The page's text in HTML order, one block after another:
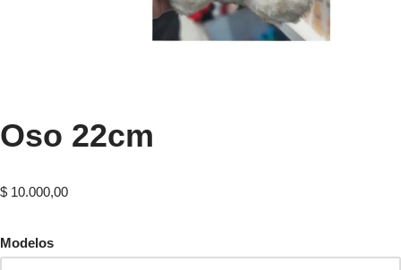
Oso 22cm
$ 10.000,00
Modelos